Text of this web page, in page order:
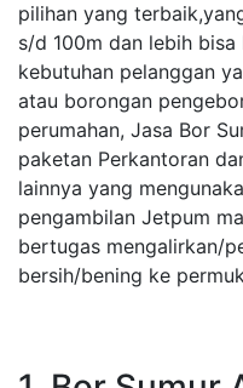
pilihan yang
s/d 100m dan lebih
kebutuhan pelanggan
atau borongan
perumahan, Jasa Bor
paketan Perkantoran
lainnya yang
pengambilan Jetpum
bertugas mengalirkan/
bersih/bening ke